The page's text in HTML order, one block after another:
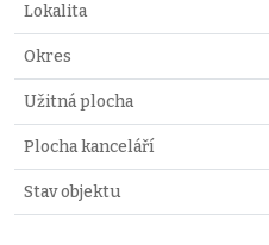
Lokalita
Okres
Užitná plocha
Plocha kanceláří
Stav objektu